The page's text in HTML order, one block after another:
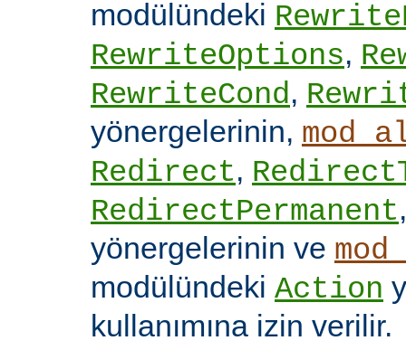
modülündeki
RewriteOptions,
RewriteCond,
yönergelerinin,
Redirect,
RedirectPermanent
yönergelerinin ve
modülündeki Action
kullanımına izin verilir.